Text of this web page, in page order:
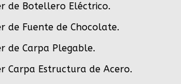
de Botellero Eléctrico.
de Fuente de Chocolate.
de Carpa Plegable.
Carpa Estructura de Acero.